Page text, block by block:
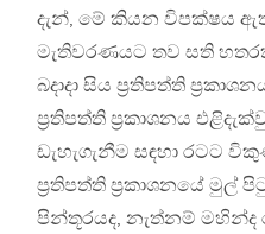
දැන්, මේ කියන විපක්ෂය
මැතිවරණයට තව සති
බදාදා සිය ප‍්‍රතිපත්ති
ප‍්‍රතිපත්ති ප‍්‍රකාශනය
ඩැහැගැනීම සඳහා රටට
ප‍්‍රතිපත්ති ප‍්‍රකාශනයේ මුල්
පින්තූරයද, නැත්නම් මහින්ද